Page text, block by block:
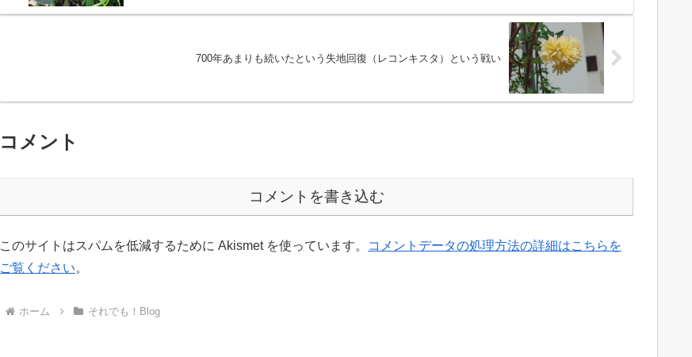
700年あまりも続いたという失地回復（レコンキスタ）という戦い
コメント
コメントを書き込む
このサイトはスパムを低減するために Akismet を使っています。
コメントデータの処理方法の詳細はこちらを
ご覧ください。
ホーム それでも！Blog